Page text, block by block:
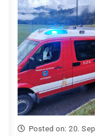
Posted on: 20.